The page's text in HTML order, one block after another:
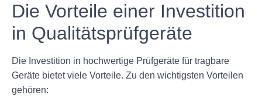
Die Vorteile einer Investition
in Qualitätsprüfgeräte
Die Investition in hochwertige Prüfgeräte für tragbare
Geräte bietet viele Vorteile. Zu den wichtigsten Vorteilen
gehören: